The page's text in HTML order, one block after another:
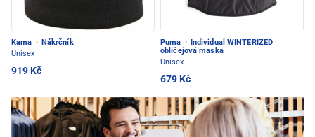
Kama · Nákrčník
Unisex
919 Kč
Puma · Individual WINTERIZED
obličejová maska
Unisex
679 Kč